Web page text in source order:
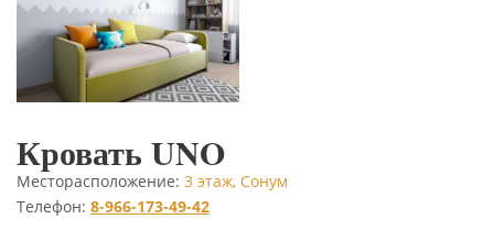
Кровать UNO
Месторасположение: 3 этаж, Сонум
Телефон: 8-966-173-49-42